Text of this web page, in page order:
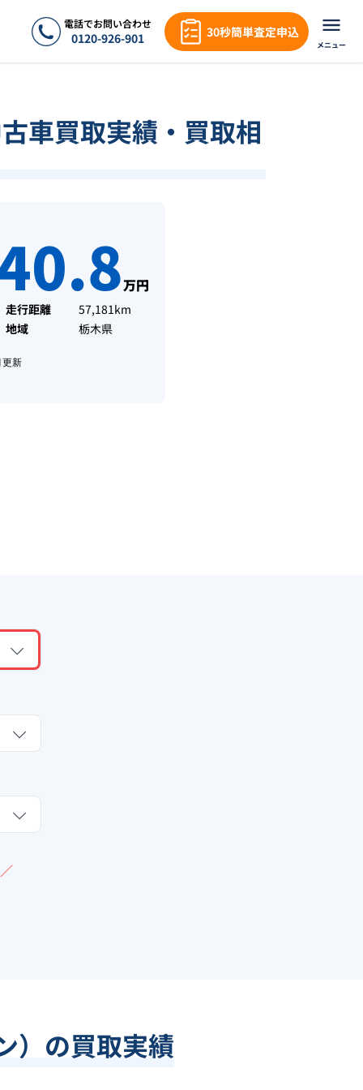
電話でお問い合わせ
0120-926-901 30秒簡単査定申込
メニュー
車買取実績・買取相
万円
走行距離
57,181km
地域
栃木県
更新
／
）の買取実績